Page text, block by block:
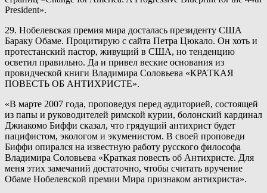
President».
29. Нобелевская премия мира досталась президенту США
Бараку Обаме. Процитирую с сайта Петра Цюкало. Он хоть и
протестанский пастор, живущий в США, но тенденцию
осветил правильно. Да и привел веские основания из
провидческой книги Владимира Соловьева «КРАТКАЯ
ПОВЕСТЬ ОБ АНТИХРИСТЕ».
«В марте 2007 года, проповедуя перед аудиторией, состоящей
из папы и руководителей римской курии, болонский кардинал
Джиакомо Биффи сказал, что грядущий антихрист будет
пацифистом, экологом и экуменистом. В своей проповеди
Биффи опирался на известную работу русского философа
Владимира Соловьева «Краткая повесть об Антихристе. Для
меня этих замечаний достаточно, чтобы считать вручение
Обаме Нобелевской премии Мира признаком антихриста».